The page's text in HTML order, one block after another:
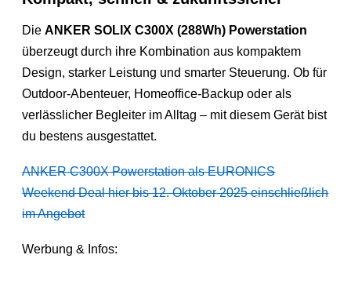
DieANKER SOLIX C300X (288Wh) Powerstation
überzeugt durch ihre Kombination aus kompaktem
Design, starker Leistung und smarter Steuerung. Ob für
Outdoor-Abenteuer, Homeoffice-Backup oder als
verlässlicher Begleiter im Alltag – mit diesem Gerät bist
du bestens ausgestattet.
ANKER C300X Powerstation als EURONICS
Weekend Deal hier bis 12. Oktober 2025 einschließlich
im Angebot
Werbung & Infos: